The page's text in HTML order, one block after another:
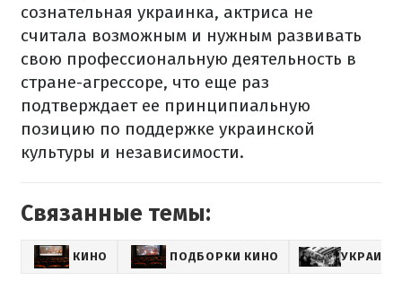
сознательная украинка, актриса не
считала возможным и нужным развивать
свою профессиональную деятельность в
стране-агрессоре, что еще раз
подтверждает ее принципиальную
позицию по поддержке украинской
культуры и независимости.
Связанные темы:
КИНО ПОДБОРКИ КИНО